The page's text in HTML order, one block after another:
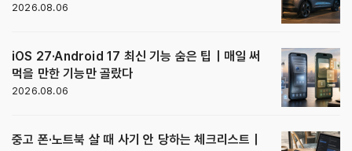
2026.08.06
iOS 27·Android 17 최신 기능 숨은 팁｜매일 써
먹을 만한 기능만 골랐다
2026.08.06
중고 폰·노트북 살 때 사기 안 당하는 체크리스트｜